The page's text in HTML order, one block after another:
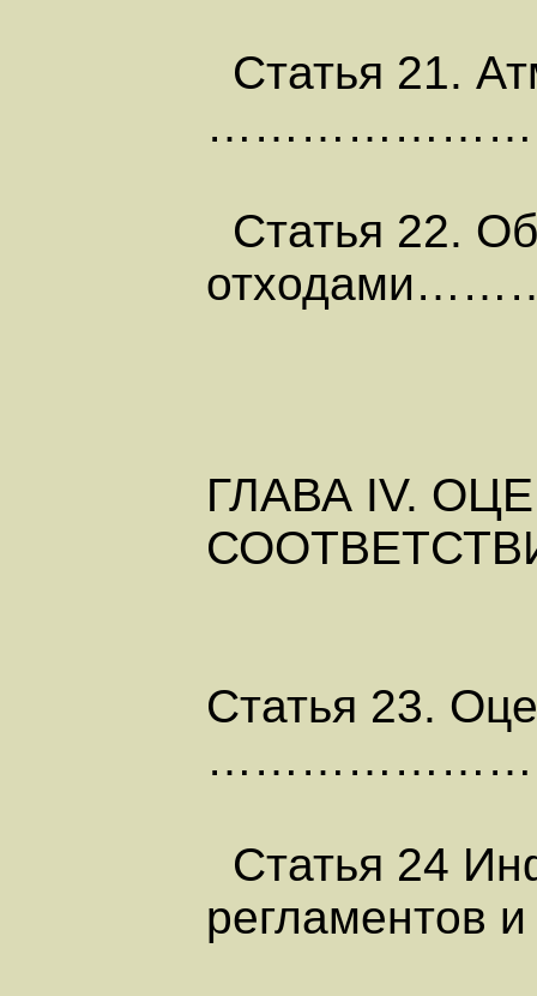
Статья
Статья 22.
ГЛАВА IV.
Статья 23.
Статья 24
регламентов и